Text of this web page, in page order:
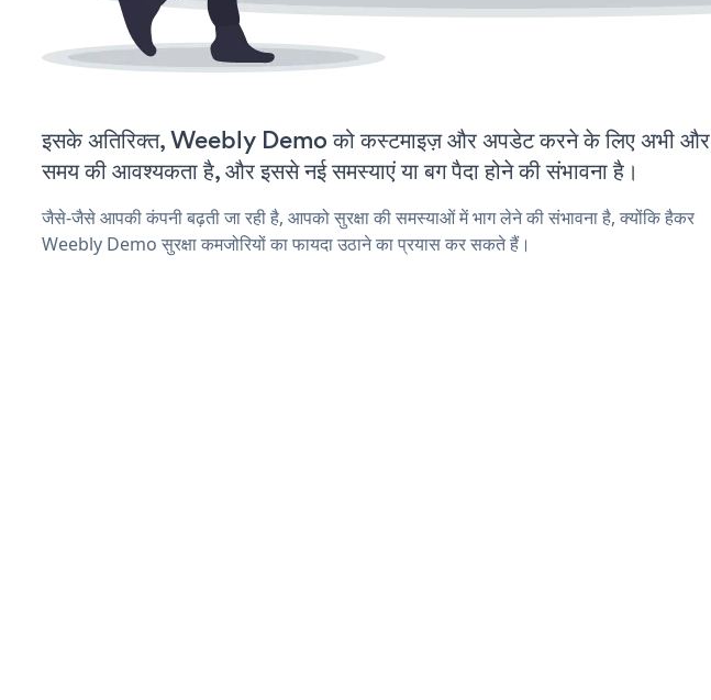
इसके अतिरिक्त, Weebly Demo को कस्टमाइज़ और अपडेट करने के लिए अभी और
समय की आवश्यकता है, और इससे नई समस्याएं या बग पैदा होने की संभावना है।
जैसे-जैसे आपकी कंपनी बढ़ती जा रही है, आपको सुरक्षा की समस्याओं में भाग लेने की संभावना है, क्योंकि हैकर
Weebly Demo सुरक्षा कमजोरियों का फायदा उठाने का प्रयास कर सकते हैं।